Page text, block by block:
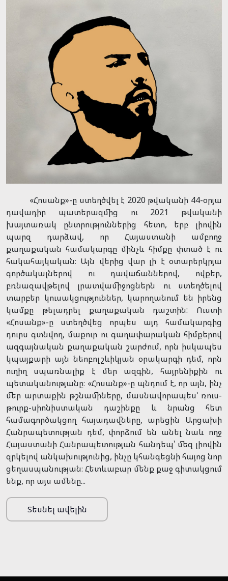
«Հոսանք»-ը ստեղծվել է 2020 թվականի 44-օրյա
դավադիր պատերազմից ու 2021 թվականի
խայտառակ ընտրություններից հետո, երբ լիովին
պարզ դարձավ, որ Հայաստանի ամբողջ
քաղաքական համակարգը մինչև հիմքը փտած է ու
հակահայկական։ Այն վերից վար լի է օտարերկրյա
գործակալներով ու դավաճաններով, ովքեր,
բռնազավթելով լրատվամիջոցներն ու ստեղծելով
տարբեր կուսակցություններ, կարողանում են իրենց
կամքը թելադրել քաղաքական դաշտին: Ուստի
«Հոսանք»-ը ստեղծվեց որպես այդ համակարգից
դուրս գտնվող, մաքուր ու գաղափարական հիմքերով
ազգայնական քաղաքական շարժում, որն իսկապես
կպայքարի այն նեոբոլշևիկյան օրակարգի դեմ, որն
ուղիղ սպառնալիք է մեր ազգին, հայրենիքին ու
պետականությանը։ «Հոսանք»-ը պնդում է, որ այն, ինչ
մեր արտաքին թշնամիները, մասնավորապես՝ ռուս-
թուրք-սիոնիստական դաշինքը և նրանց հետ
համագործակցող հայադավները, արեցին Արցախի
Հանրապետության դեմ, փորձում են անել նաև ողջ
Հայաստանի Հանրապետության հանդեպ՝ մեզ լիովին
զրկելով անկախությունից, ինչը կհանգեցնի հայոց նոր
ցեղասպանության։ Հետևաբար մենք քաջ գիտակցում
ենք, որ այս ամենը...
Տեսնել ավելին